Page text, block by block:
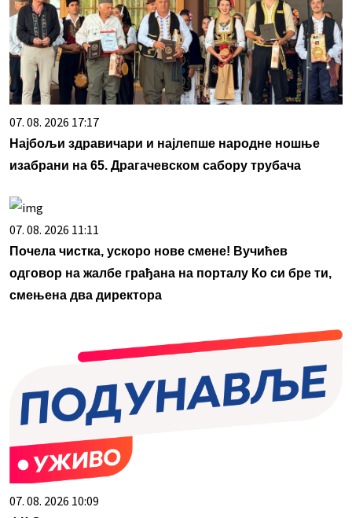
07. 08. 2026 17:17
Најбољи здравичари и најлепше народне ношње
изабрани на 65. Драгачевском сабору трубача
07. 08. 2026 11:11
Почела чистка, ускоро нове смене! Вучићев
одговор на жалбе грађана на порталу Ко си бре ти,
смењена два директора
07. 08. 2026 10:09